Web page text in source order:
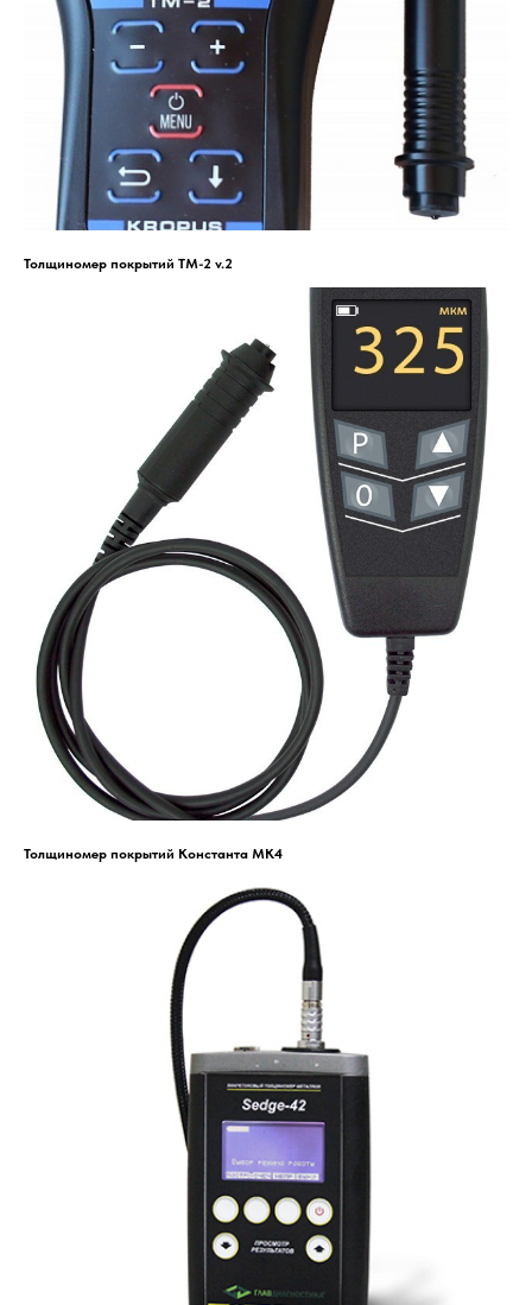
Толщиномер покрытий ТМ-2 v.2
Толщиномер покрытий Константа МК4